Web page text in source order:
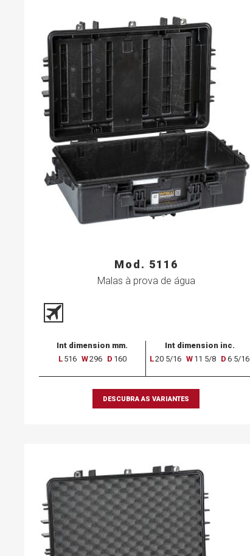
Mod. 5116
Malas à prova de água
Int dimension mm.
L 516 W296 D 160
Int dimension inc.
L20 5/16 W 11 5/8 D 6 5/16
DESCUBRA AS VARIANTES